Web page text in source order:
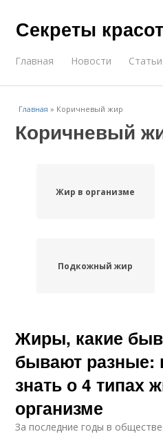
Секреты
Главная Новости Статьи
Главная » Коричневый жир
Коричневый
Жир в организме
Подкожный жир
Полезные жиры
Жиры, какие
бывают разные:
знать о 4 типах
организме
За последние годы в